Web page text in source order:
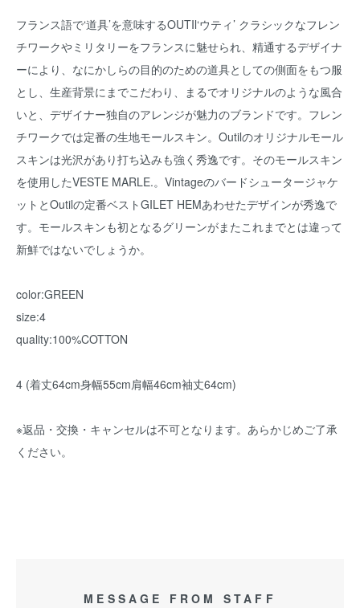
フランス語で‘道具’を意味するOUTIl‘ウティ’ クラシックなフレン
チワークやミリタリーをフランスに魅せられ、精通するデザイナ
ーにより、なにかしらの目的のための道具としての側面をもつ服
とし、生産背景にまでこだわり、まるでオリジナルのような風合
いと、デザイナー独自のアレンジが魅力のブランドです。フレン
チワークでは定番の生地モールスキン。Outilのオリジナルモール
スキンは光沢があり打ち込みも強く秀逸です。そのモールスキン
を使用したVESTE MARLE.。Vintageのバードシュータージャケ
ットとOutilの定番ベストGILET HEMあわせたデザインが秀逸で
す。モールスキンも初となるグリーンがまたこれまでとは違って
新鮮ではないでしょうか。
color:GREEN
size:4
quality:100%COTTON
4 (着丈64cm身幅55cm肩幅46cm袖丈64cm)
※返品・交換・キャンセルは不可となります。あらかじめご了承
ください。
MESSAGE FROM STAFF